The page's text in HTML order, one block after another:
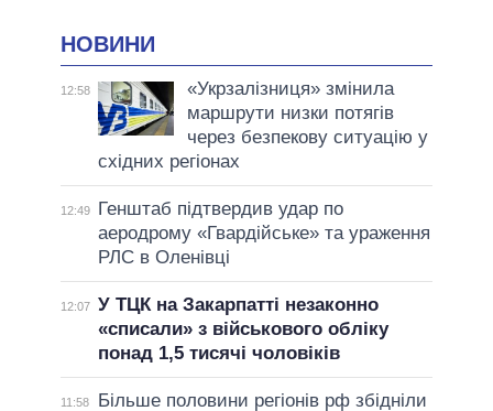
НОВИНИ
12:58
«Укрзалізниця» змінила
маршрути низки потягів
через безпекову ситуацію у
східних регіонах
12:49
Генштаб підтвердив удар по
аеродрому «Гвардійське» та ураження
РЛС в Оленівці
12:07 У ТЦК на Закарпатті незаконно
«списали» з військового обліку
понад 1,5 тисячі чоловіків
11:58
Більше половини регіонів рф збідніли